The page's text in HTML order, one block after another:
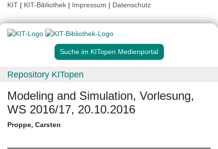
KIT | KIT-Bibliothek | Impressum | Datenschutz
Suche im KITopen Medienportal
Repository KITopen
Modeling and Simulation, Vorlesung,
WS 2016/17, 20.10.2016
Proppe, Carsten